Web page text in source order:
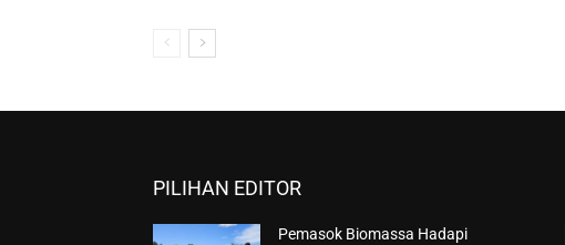
PILIHAN EDITOR
Pemasok Biomassa Hadapi